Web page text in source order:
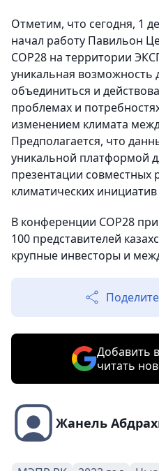
Отметим, что сегодня, 1
начал работу Павильон
СОР28 на территории
уникальная возможность
объединиться и
проблемах и
изменением климата
Предполагается, что
уникальной платформой
презентации совместных
климатических
В конференции СOP28
100 представителей
крупные инвесторы и
Добавить
читать
Жанель